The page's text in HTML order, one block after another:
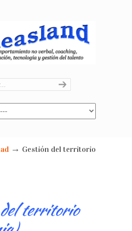
→ Gestión del territorio
territorio